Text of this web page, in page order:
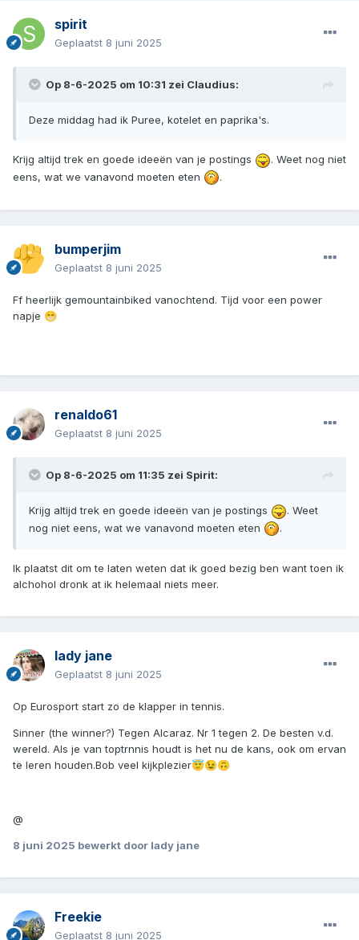
spirit
Geplaatst 8 juni 2025
Op 8-6-2025 om 10:31 zei Claudius:
Deze middag had ik Puree, kotelet en paprika's.
Krijg altijd trek en goede ideeën van je postings
. Weet nog niet
eens, wat we vanavond moeten eten
.
bumperjim
Geplaatst 8 juni 2025
Ff heerlijk gemountainbiked vanochtend. Tijd voor een power
napje 😁
renaldo61
Geplaatst 8 juni 2025
Op 8-6-2025 om 11:35 zei Spirit:
Krijg altijd trek en goede ideeën van je postings
. Weet
nog niet eens, wat we vanavond moeten eten
.
Ik plaatst dit om te laten weten dat ik goed bezig ben want toen ik
alchohol dronk at ik helemaal niets meer.
lady jane
Geplaatst 8 juni 2025
Op Eurosport start zo de klapper in tennis.
Sinner (the winner?) Tegen Alcaraz. Nr 1 tegen 2. De besten v.d.
wereld. Als je van toptrnnis houdt is het nu de kans, ook om ervan
te leren houden.Bob veel kijkplezier😇😉🙃
@
8 juni 2025 bewerkt door lady jane
Freekie
Geplaatst 8 juni 2025